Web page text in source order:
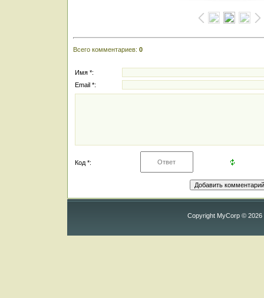
Всего комментариев: 0
Имя *:
Email *:
Код *:
Copyright MyCorp © 2026